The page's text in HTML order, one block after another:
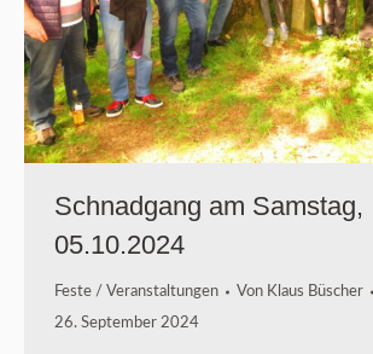
Schnadgang am Samstag,
05.10.2024
Feste / Veranstaltungen Von Klaus Büscher
26. September 2024